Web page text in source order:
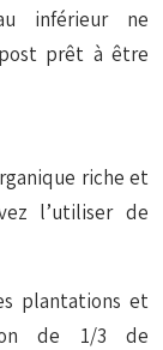
inférieur ne
prêt à être
riche et
l’utiliser de
plantations et
de 1/3 de